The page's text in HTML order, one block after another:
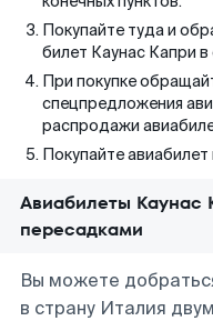
Покупайте туда и
билет Каунас Капри
При покупке
спецпредложения
распродажи
Покупайте
Авиабилеты Каунас
пересадками
Вы можете
в страну Италия